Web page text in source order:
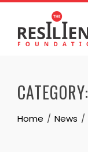
Skip
content
CATEGORY:
Home News